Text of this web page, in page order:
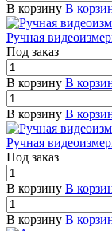
В корзину В
Ручная
Под заказ
В корзину В
В корзину В
Ручная
Под заказ
В корзину В
В корзину В